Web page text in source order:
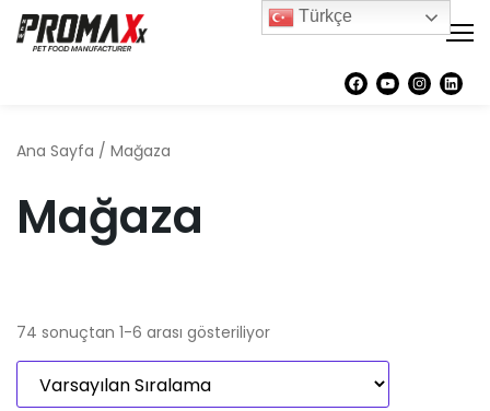
Ana Sayfa / Mağaza
Mağaza
74 sonuçtan 1-6 arası gösteriliyor
Türkçe